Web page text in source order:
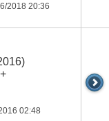
2018 20:36
02:48